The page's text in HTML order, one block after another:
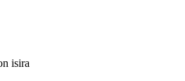
isira